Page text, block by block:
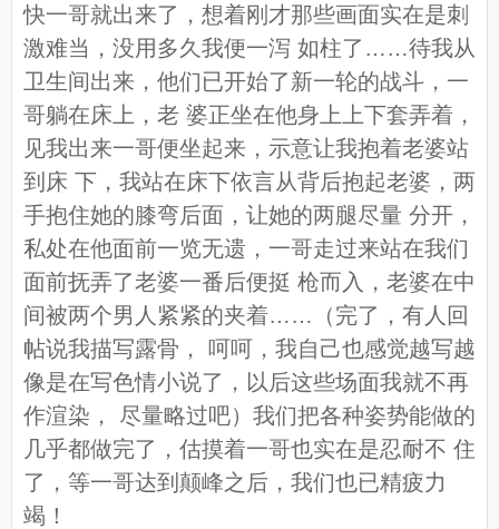
快一哥就出来了，想着刚才那些画面实在是刺
激难当，没用多久我便一泻 如柱了……待我从
卫生间出来，他们已开始了新一轮的战斗，一
哥躺在床上，老 婆正坐在他身上上下套弄着，
见我出来一哥便坐起来，示意让我抱着老婆站
到床 下，我站在床下依言从背后抱起老婆，两
手抱住她的膝弯后面，让她的两腿尽量 分开，
私处在他面前一览无遗，一哥走过来站在我们
面前抚弄了老婆一番后便挺 枪而入，老婆在中
间被两个男人紧紧的夹着……（完了，有人回
帖说我描写露骨， 呵呵，我自己也感觉越写越
像是在写色情小说了，以后这些场面我就不再
作渲染， 尽量略过吧）我们把各种姿势能做的
几乎都做完了，估摸着一哥也实在是忍耐不 住
了，等一哥达到颠峰之后，我们也已精疲力
竭！